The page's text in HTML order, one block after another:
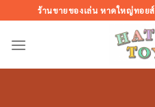
to
content
ร้านขายของเล่น หาดใหญ่ทอย